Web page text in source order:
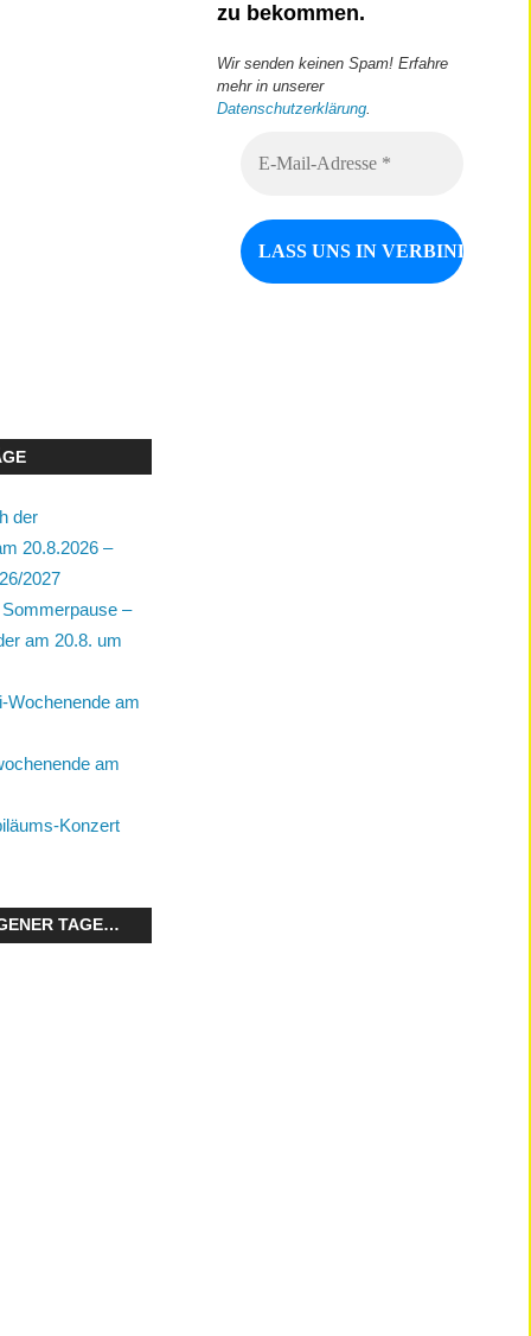
der
20.8.2026 –
2027
Sommerpause –
am 20.8. um
Wochenende am
am
Konzert
TAGE…
zu bekommen.
Wir senden keinen Spam! Erfahre
mehr in unserer
Datenschutzerklärung.